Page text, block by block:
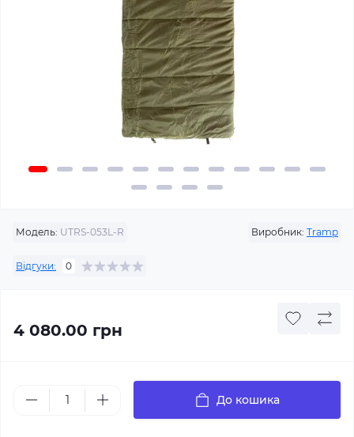
Модель: UTRS-053L-R Виробник: Tramp
Відгуки: 0
4 080.00 грн
До кошика